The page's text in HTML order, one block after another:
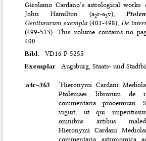
Girolamo Cardano’s astrological
John Hamilton (a2r-a3v);
Geniturarum exempla (401-498); De
(499-513). This volume contains no
400.
Bibl.VD16 P 5255
Exemplar Augsburg, Staats- und
a4r–⁠363
‘Hieronymi Cardani
Ptolemaei librorum de
commentaria prooemium.
viguit, ut qui
omnibus artibus
Hieronymi Cardani
commentaria astronomica